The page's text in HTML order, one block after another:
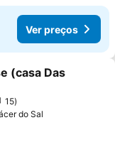
Ver preços
favoritos
(casa Das
15
do Sal